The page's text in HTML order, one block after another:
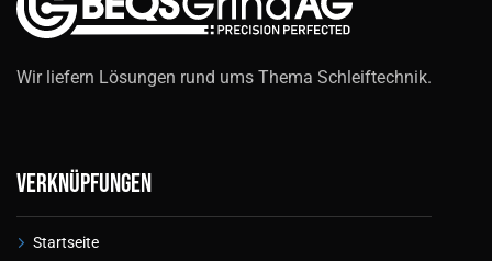
Wir liefern Lösungen rund ums Thema Schleiftechnik.
Verknüpfungen
Startseite